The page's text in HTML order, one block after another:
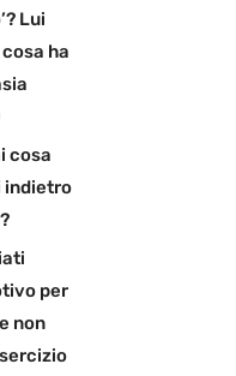
Lui
ha
cosa
indietro
per
non